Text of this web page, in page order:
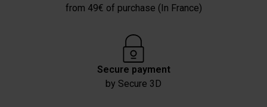
from 49€ of purchase (In France)
Secure payment
by Secure 3D